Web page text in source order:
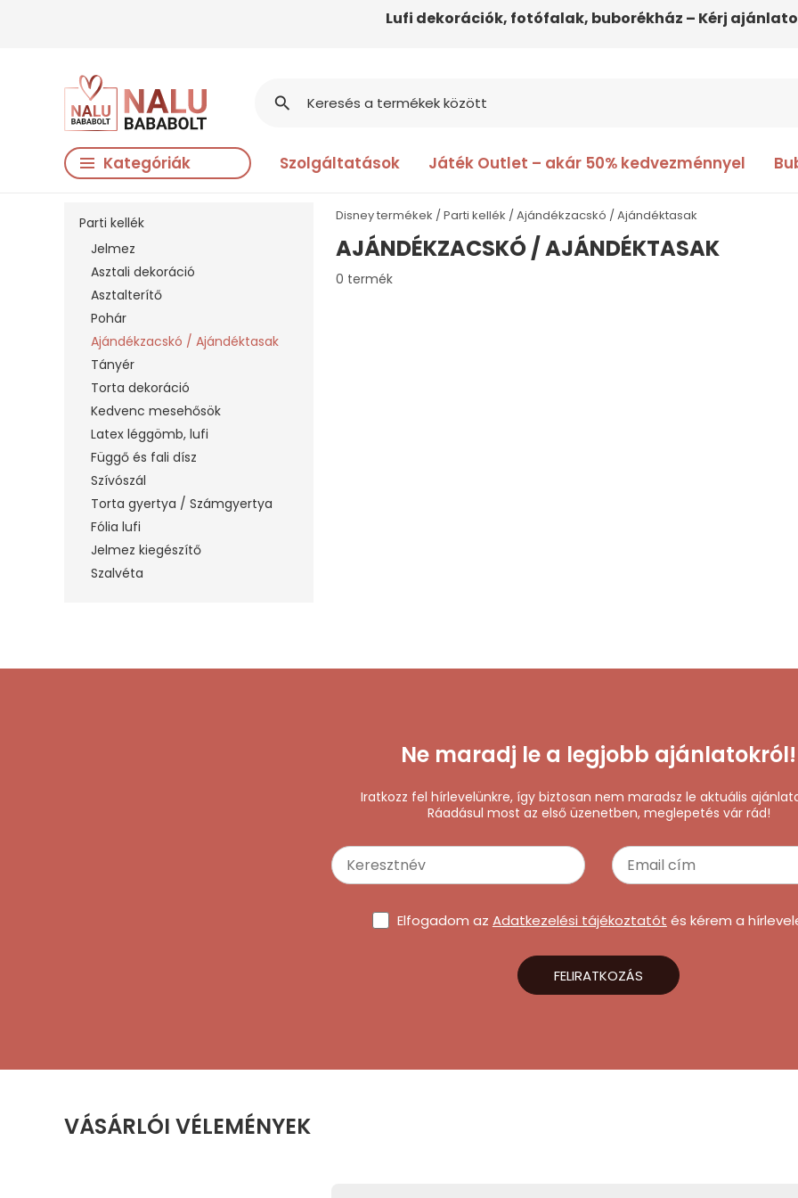
Lufi dekorációk, fotófalak, buborékház – Kérj
Kategóriák Szolgáltatások Játék Outlet – akár 50% kedvezménnyel
search
Parti kellék
Jelmez
Asztali dekoráció
Asztalterítő
Pohár
Ajándékzacskó / Ajándéktasak
Tányér
Torta dekoráció
Kedvenc mesehősök
Latex léggömb, lufi
Függő és fali dísz
Szívószál
Torta gyertya / Számgyertya
Fólia lufi
Jelmez kiegészítő
Szalvéta
Disney termékek Parti kellék Ajándékzacskó / Ajándéktasak
AJÁNDÉKZACSKÓ / AJÁNDÉKTASAK
0 termék
Ne maradj le a legjobb ajánlatokról!
Iratkozz fel hírlevelünkre, így biztosan nem maradsz le aktuális
Ráadásul most az első üzenetben, meglepetés vár rád!
Elfogadom az Adatkezelési tájékoztatót és kérem a
FELIRATKOZÁS
VÁSÁRLÓI VÉLEMÉNYEK